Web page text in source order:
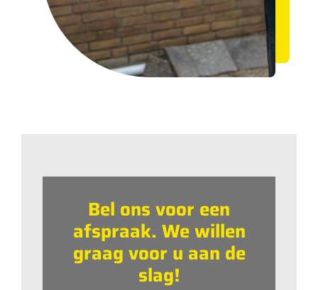
Bel ons voor een
afspraak. We willen
graag voor u aan de
slag!